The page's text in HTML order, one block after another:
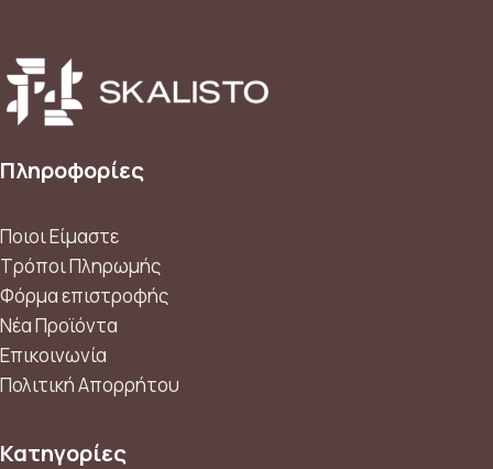
Πληροφορίες
Ποιοι Είμαστε
Τρόποι Πληρωμής
Φόρμα επιστροφής
Νέα Προϊόντα
Επικοινωνία
Πολιτική Απορρήτου
Κατηγορίες